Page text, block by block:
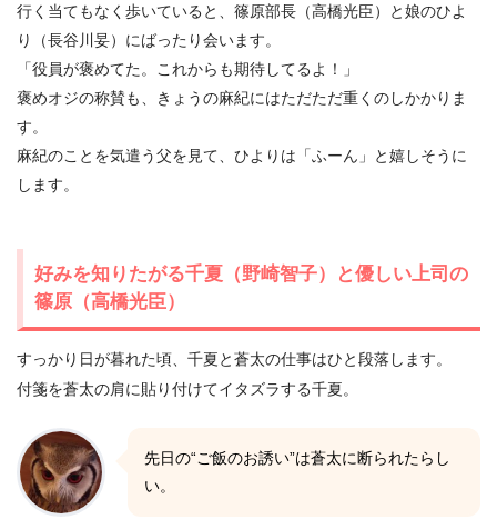
行く当てもなく歩いていると、篠原部長（高橋光臣）と娘のひよ
り（長谷川妟）にばったり会います。
「役員が褒めてた。これからも期待してるよ！」
褒めオジの称賛も、きょうの麻紀にはただただ重くのしかかりま
す。
麻紀のことを気遣う父を見て、ひよりは「ふーん」と嬉しそうに
します。
好みを知りたがる千夏（野崎智子）と優しい上司の
篠原（高橋光臣）
すっかり日が暮れた頃、千夏と蒼太の仕事はひと段落します。
付箋を蒼太の肩に貼り付けてイタズラする千夏。
先日の“ご飯のお誘い”は蒼太に断られたらし
い。